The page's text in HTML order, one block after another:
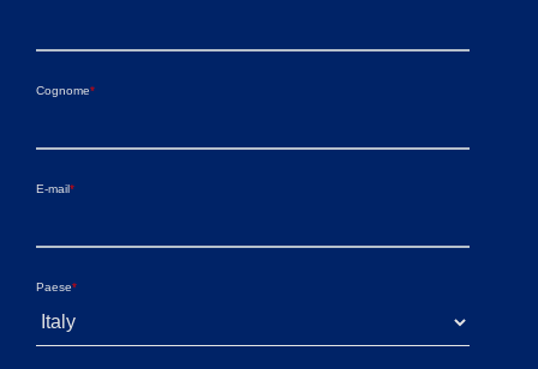
Cognome*
E-mail*
Paese*